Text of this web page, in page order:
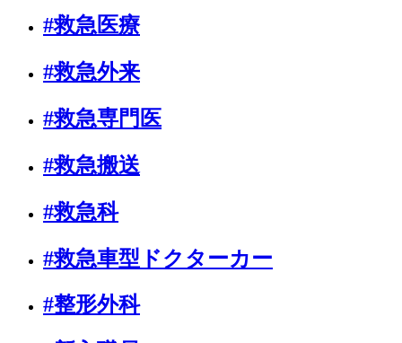
#救急医療
#救急外来
#救急専門医
#救急搬送
#救急科
#救急車型ドクターカー
#整形外科